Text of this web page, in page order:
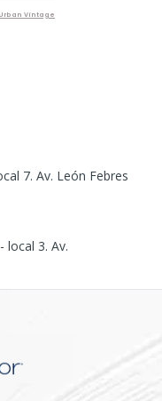
Urban Vintage
7. Av. León Febres
local 3. Av.